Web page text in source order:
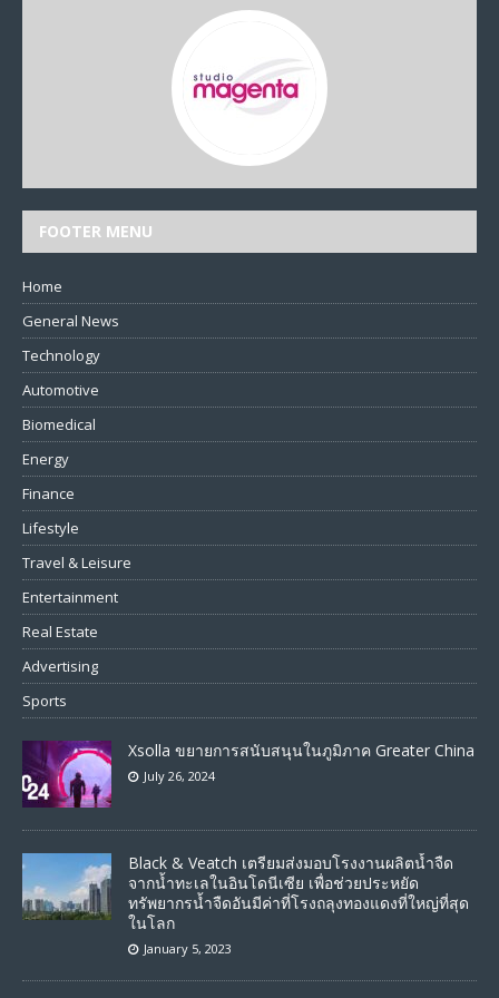
FOOTER MENU
Home
General News
Technology
Automotive
Biomedical
Energy
Finance
Lifestyle
Travel & Leisure
Entertainment
Real Estate
Advertising
Sports
Xsolla ขยายการสนับสนุนในภูมิภาค Greater China
July 26, 2024
Black & Veatch เตรียมส่งมอบโรงงานผลิตน้ำจืด
จากน้ำทะเลในอินโดนีเซีย เพื่อช่วยประหยัด
ทรัพยากรน้ำจืดอันมีค่าที่โรงถลุงทองแดงที่ใหญ่ที่สุด
ในโลก
January 5, 2023